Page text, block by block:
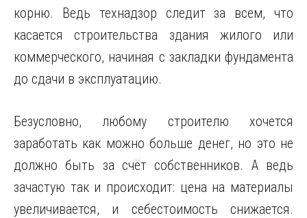
корню. Ведь технадзор следит за всем, что
касается строительства здания жилого или
коммерческого, начиная с закладки фундамента
до сдачи в эксплуатацию.
Безусловно, любому строителю хочется
заработать как можно больше денег, но это не
должно быть за счёт собственников. А ведь
зачастую так и происходит: цена на материалы
увеличивается, и себестоимость снижается.